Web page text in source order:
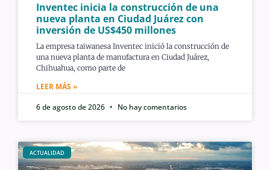
Inventec inicia la construcción de una
nueva planta en Ciudad Juárez con
inversión de US$450 millones
La empresa taiwanesa Inventec inició la construcción de
una nueva planta de manufactura en Ciudad Juárez,
Chihuahua, como parte de
LEER MÁS »
6 de agosto de 2026
No hay comentarios
ACTUALIDAD